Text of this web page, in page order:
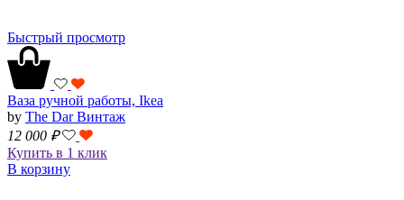
Быстрый просмотр
Ваза ручной работы, Ikea
by The Dar Винтаж
12 000 ₽
Купить в 1 клик
В корзину